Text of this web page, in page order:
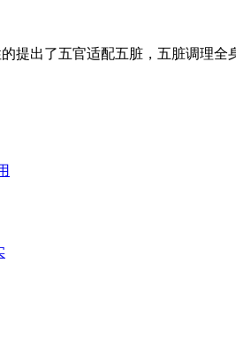
提出了五官适配五脏，五脏调理